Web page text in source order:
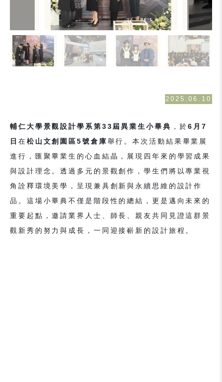
2025.06.10
輔仁大學景觀設計學系第33屆異業生小畢典 ，於6月7
日 在松山文創園區5號倉庫舉行。本次活動結果畢業展
進行，匯聚畢業生的心血結晶，展現四年來的學習成果
與設計理念。透過多元的景觀創作，學生們將以專業視
角詮釋環境美學，呈現兼具創新與永續思維的設計作
品。這場小畢典不僅是階段性的總結，更是邁向未來的
重要起點，邀請業界人士、師長、親友共同見證這群景
觀新秀的努力與成長，一同迎接嶄新的設計旅程。